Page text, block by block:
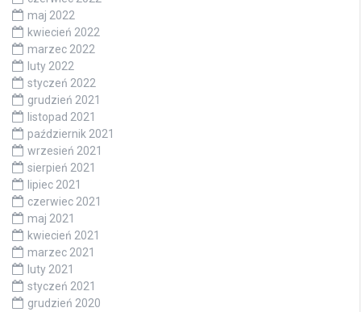
maj 2022
kwiecień 2022
marzec 2022
luty 2022
styczeń 2022
grudzień 2021
listopad 2021
październik 2021
wrzesień 2021
sierpień 2021
lipiec 2021
czerwiec 2021
maj 2021
kwiecień 2021
marzec 2021
luty 2021
styczeń 2021
grudzień 2020